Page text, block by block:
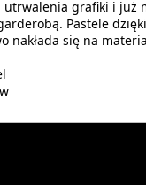
utrwalenia grafiki i już
Pastele
nakłada się na